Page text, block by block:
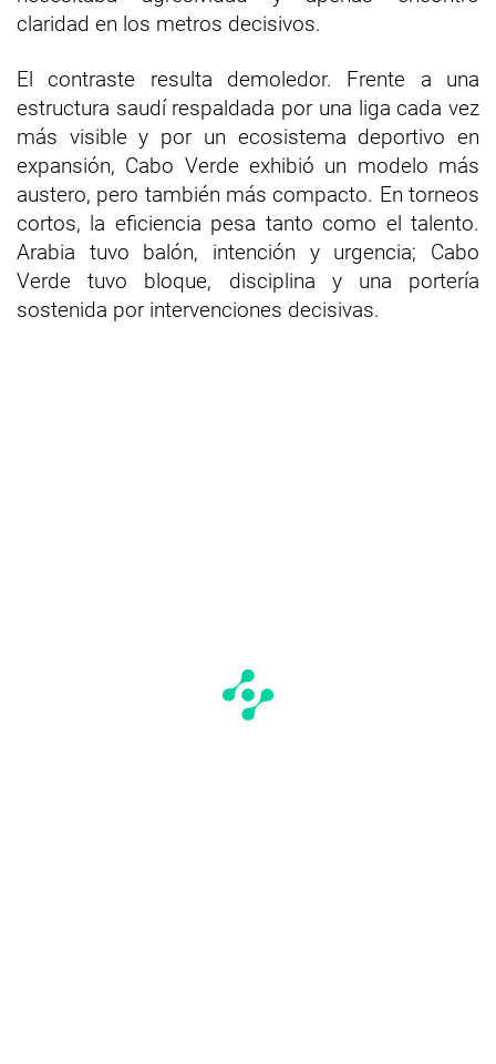
claridad en los metros decisivos.
El contraste resulta demoledor. Frente a una
estructura saudí respaldada por una liga cada vez
más visible y por un ecosistema deportivo en
expansión, Cabo Verde exhibió un modelo más
austero, pero también más compacto. En torneos
cortos, la eficiencia pesa tanto como el talento.
Arabia tuvo balón, intención y urgencia; Cabo
Verde tuvo bloque, disciplina y una portería
sostenida por intervenciones decisivas.